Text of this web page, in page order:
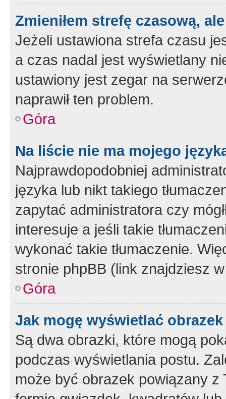
Zmieniłem strefę czasową,
Jeżeli ustawiona strefa czasu
a czas nadal jest wyświetlany
ustawiony jest zegar na
naprawił ten problem.
Góra
Na liście nie ma mojego
Najprawdopodobniej
języka lub nikt takiego
zapytać administratora czy
interesuje a jeśli takie
wykonać takie tłumaczenie.
stronie phpBB (link znajdziesz
Góra
Jak mogę wyświetlać
Są dwa obrazki, które mogą
podczas wyświetlania postu.
może być obrazek powiązany z